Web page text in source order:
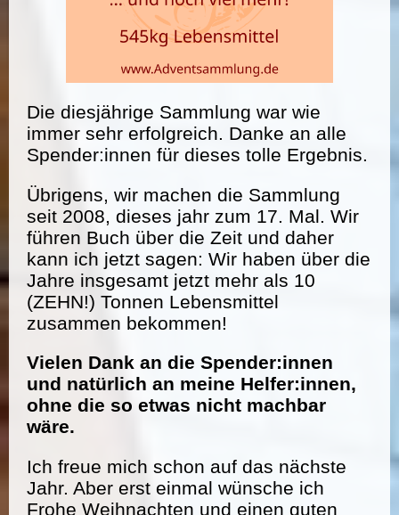
Die diesjährige Sammlung war wie
immer sehr erfolgreich. Danke an alle
Spender:innen für dieses tolle Ergebnis.
Übrigens, wir machen die Sammlung
seit 2008, dieses jahr zum 17. Mal. Wir
führen Buch über die Zeit und daher
kann ich jetzt sagen: Wir haben über die
Jahre insgesamt jetzt mehr als 10
(ZEHN!) Tonnen Lebensmittel
zusammen bekommen!
Vielen Dank an die Spender:innen
und natürlich an meine Helfer:innen,
ohne die so etwas nicht machbar
wäre.
Ich freue mich schon auf das nächste
Jahr. Aber erst einmal wünsche ich
Frohe Weihnachten und einen guten